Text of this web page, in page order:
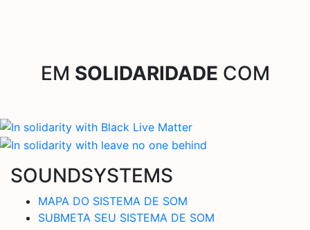
EM SOLIDARIDADE COM
SOUNDSYSTEMS
MAPA DO SISTEMA DE SOM
SUBMETA SEU SISTEMA DE SOM